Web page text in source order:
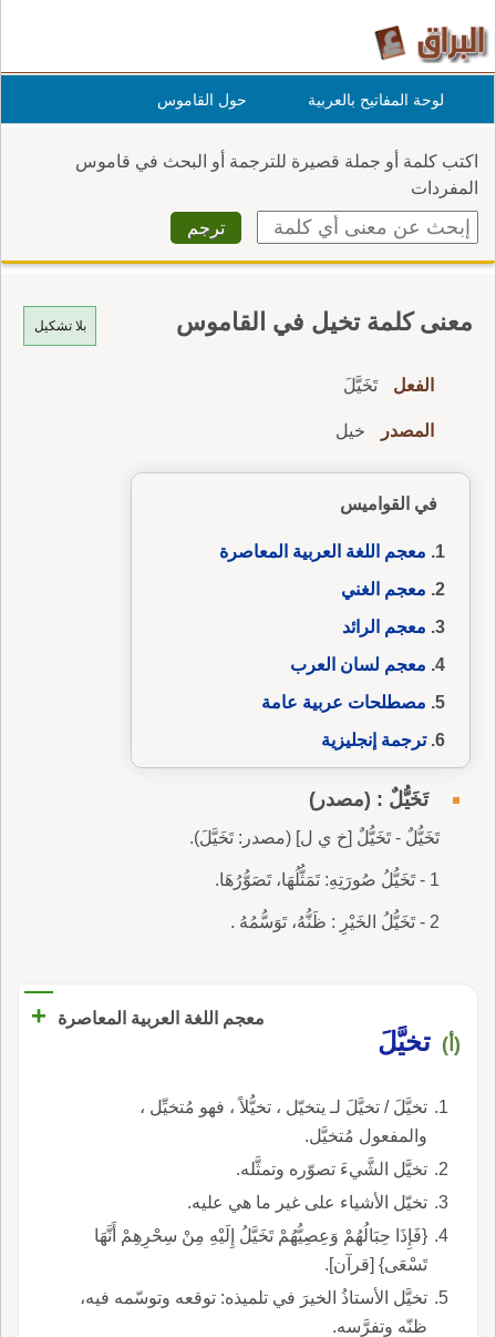
لوحة المفاتيح بالعربية حول القاموس
اكتب كلمة أو جملة قصيرة للترجمة أو البحث في قاموس
المفردات
بلا تشكيل معنى كلمة تخيل في القاموس
الفعل تَخَيَّلَ
المصدر خيل
في القواميس
معجم اللغة العربية المعاصرة
معجم الغني
معجم الرائد
معجم لسان العرب
مصطلحات عربية عامة
ترجمة إنجليزية
تَخَيُّلٌ : (مصدر)
تَخَيُّلٌ - تَخَيُّلٌ [خ ي ل] (مصدر: تَخَيَّلَ).
1 - تَخَيُّلُ صُورَتِهِ: تَمَثُّلُهَا، تَصَوُّرُهَا.
2 - تَخَيُّلُ الخَيْرِ : ظَنُّهُ، تَوَسُّمُهُ .
معجم اللغة العربية المعاصرة +
(أ) تخيَّلَ
تخيَّلَ / تخيَّلَ لـ يتخيّل ، تخيُّلاً ، فهو مُتخيِّل ،
والمفعول مُتخيَّل.
تخيَّل الشَّيءَ تصوّره وتمثَّله.
تخيّل الأشياء على غير ما هي عليه.
{فَإِذَا حِبَالُهُمْ وَعِصِيُّهُمْ تَخَيَّلُ إِلَيْهِ مِنْ سِحْرِهِمْ أَنَّهَا
تَسْعَى} [قرآن].
تخيَّل الأستاذُ الخيرَ في تلميذه: توقعه وتوسّمه فيه،
ظنّه وتفرَّسه.